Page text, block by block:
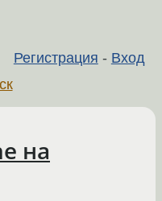
Регистрация - Вход
на